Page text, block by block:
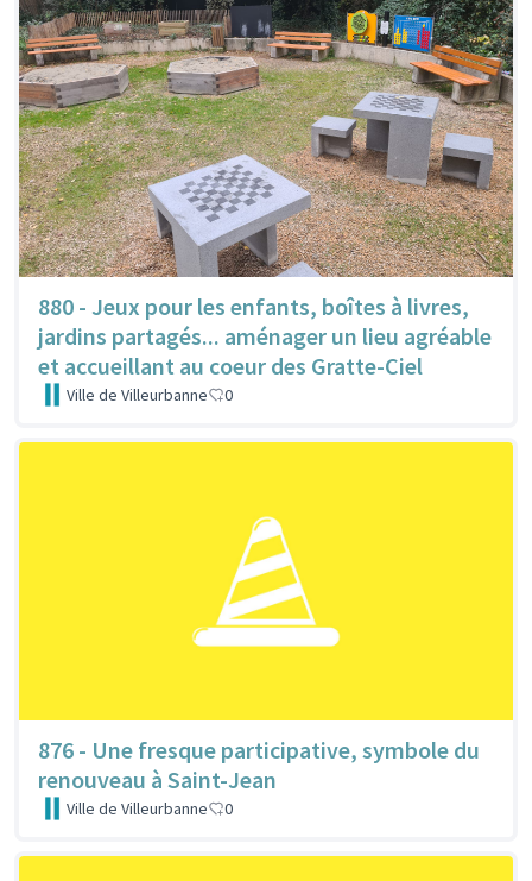
880 - Jeux pour les enfants, boîtes à livres,
jardins partagés... aménager un lieu agréable
et accueillant au coeur des Gratte-Ciel
Ville de Villeurbanne 0
876 - Une fresque participative, symbole du
renouveau à Saint-Jean
Ville de Villeurbanne 0